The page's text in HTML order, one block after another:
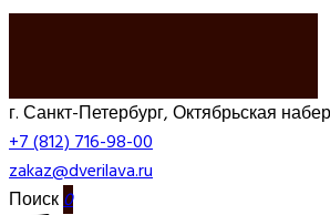
г. Санкт-Петербург, Октябрьская
+7 (812) 716-98-00
zakaz@dverilava.ru
Поиск0